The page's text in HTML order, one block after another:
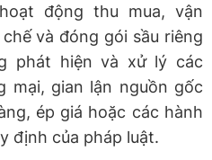
động thu mua, vận
và đóng gói sầu riêng
phát hiện và xử lý các
mại, gian lận nguồn gốc
ép giá hoặc các hành
định của pháp luật.